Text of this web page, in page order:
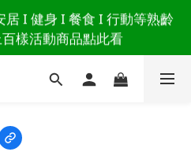
的堅強 👉 3大生活貼心巧
的生活主導權
I 健身 I 餐食 I 行動等熟齡
樣活動商品點此看
的堅強 👉 3大生活貼心巧
的生活主導權